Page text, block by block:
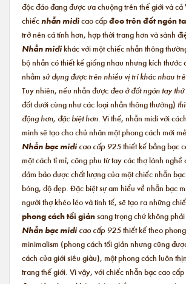
độc đáo đang được ưa chuộng trên thế giới và
chiếcnhẫn midicao cấpđeo trên đốt ngón
trở nên cá tính hơn, hợp thời trang hơn và sành
Nhẫn midikhác với một chiếc nhẫn thông
bộ nhẫn có thiết kế giống nhau nhưng kích thước
nhằm sử dụng được trên nhiều vị trí khác nhau
Tuy nhiên, nếu nhẫn được đeo ở đốt ngón tay
đốt dưới cùng như các loại nhẫn thông thường)
động hơn, đặc biệt hơn. Vì thế, nhẫn midi với
mình sẽ tạo cho chủ nhân một phong cách mới
Nhẫn bạc midi cao cấp 925thiết kế bằng bạc
một cách tỉ mỉ, công phu từ tay các thợ lành nghề
đảm bảo được chất lượng của một chiếc nhẫn
bóng, độ đẹp. Đặc biệt sự am hiểu về nhẫn bạc
người thợ khéo léo và tinh tế, sẽ tạo ra những
phong cách tối giảnsang trọng chứ không
Nhẫn bạc midi cao cấp 925thiết kế theo
minimalism (phong cách tối giản nhưng cũng
cách của giới siêu giàu), một phong cách luôn
trang thế giới. Vì vậy, với chiếc nhẫn bạc cao